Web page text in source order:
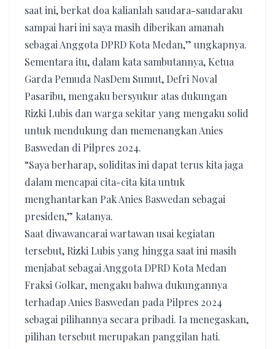
saat ini, berkat doa kalianlah saudara-saudaraku
sampai hari ini saya masih diberikan amanah
sebagai Anggota DPRD Kota Medan,” ungkapnya.
Sementara itu, dalam kata sambutannya, Ketua
Garda Pemuda NasDem Sumut, Defri Noval
Pasaribu, mengaku bersyukur atas dukungan
Rizki Lubis dan warga sekitar yang mengaku solid
untuk mendukung dan memenangkan Anies
Baswedan di Pilpres 2024.
“Saya berharap, soliditas ini dapat terus kita jaga
dalam mencapai cita-cita kita untuk
menghantarkan Pak Anies Baswedan sebagai
presiden,” katanya.
Saat diwawancarai wartawan usai kegiatan
tersebut, Rizki Lubis yang hingga saat ini masih
menjabat sebagai Anggota DPRD Kota Medan
Fraksi Golkar, mengaku bahwa dukungannya
terhadap Anies Baswedan pada Pilpres 2024
sebagai pilihannya secara pribadi. Ia menegaskan,
pilihan tersebut merupakan panggilan hati.